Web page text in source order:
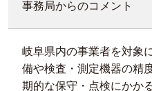
事務局からのコメント
岐阜県内の事業者を対象
備や検査・測定機器の精
期的な保守・点検にかか